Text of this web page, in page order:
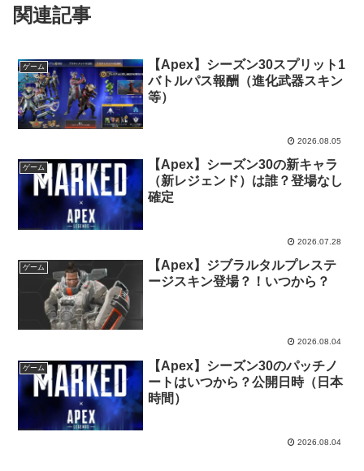
関連記事
ゲーム
【Apex】シーズン30スプリット1
バトルパス報酬（進化武器スキン
等）
2026.08.05
ゲーム
【Apex】シーズン30の新キャラ
（新レジェンド）は誰？登場なし
確定
2026.07.28
ゲーム
【Apex】ジブラルタルプレステ
ージスキン登場？！いつから？
2026.08.04
ゲーム
【Apex】シーズン30のパッチノ
ートはいつから？公開日時（日本
時間）
2026.08.04